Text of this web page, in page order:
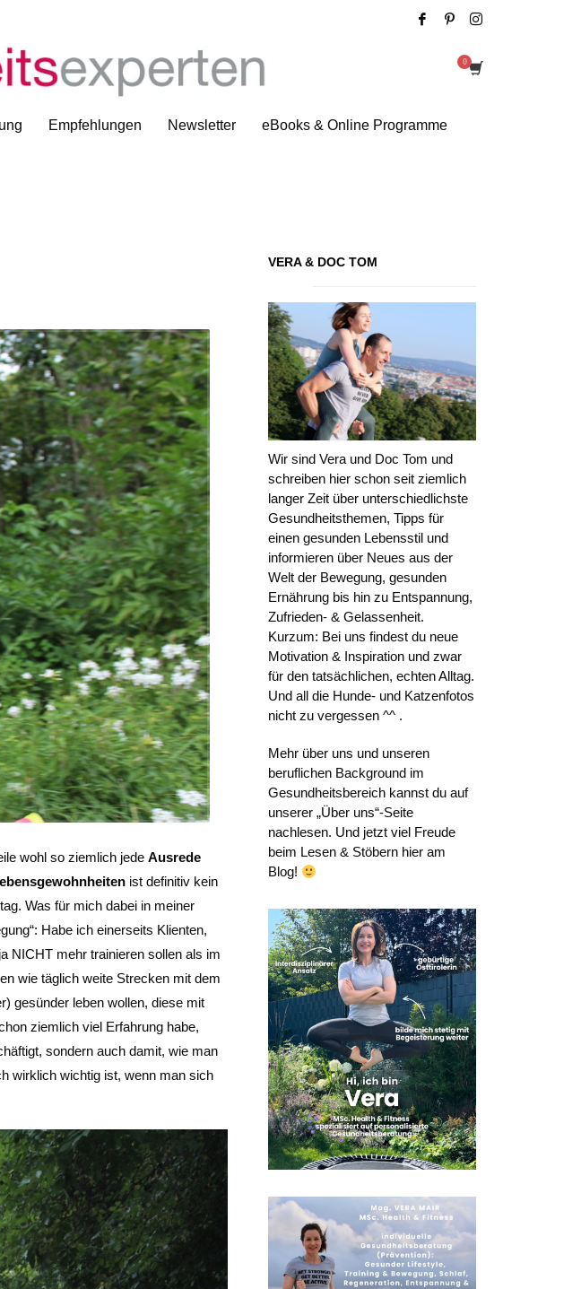
Empfehlungen Newsletter eBooks & Online Programme
Beweg dich
wohl so ziemlich jede Ausrede
ist definitiv kein
Was für mich dabei in meiner
Habe ich einerseits Klienten,
NICHT mehr trainieren sollen als im
wie täglich weite Strecken mit dem
gesünder leben wollen, diese mit
ziemlich viel Erfahrung habe,
sondern auch damit, wie man
wirklich wichtig ist, wenn man sich
VERA & DOC TOM
Wir sind Vera und Doc Tom und
schreiben hier schon seit ziemlich
langer Zeit über unterschiedlichste
Gesundheitsthemen, Tipps für
einen gesunden Lebensstil und
informieren über Neues aus der
Welt der Bewegung, gesunden
Ernährung bis hin zu Entspannung,
Zufrieden- & Gelassenheit.
Kurzum: Bei uns findest du neue
Motivation & Inspiration und zwar
für den tatsächlichen, echten Alltag.
Und all die Hunde- und Katzenfotos
nicht zu vergessen ^^ .
Mehr über uns und unseren
beruflichen Background im
Gesundheitsbereich kannst du auf
unserer „Über uns“-Seite
nachlesen. Und jetzt viel Freude
beim Lesen & Stöbern hier am
Blog!